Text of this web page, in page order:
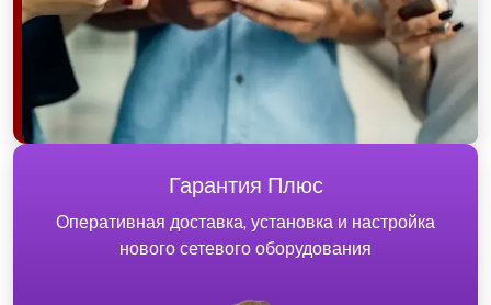
Гарантия Плюс
Оперативная доставка, установка и настройка
нового сетевого оборудования